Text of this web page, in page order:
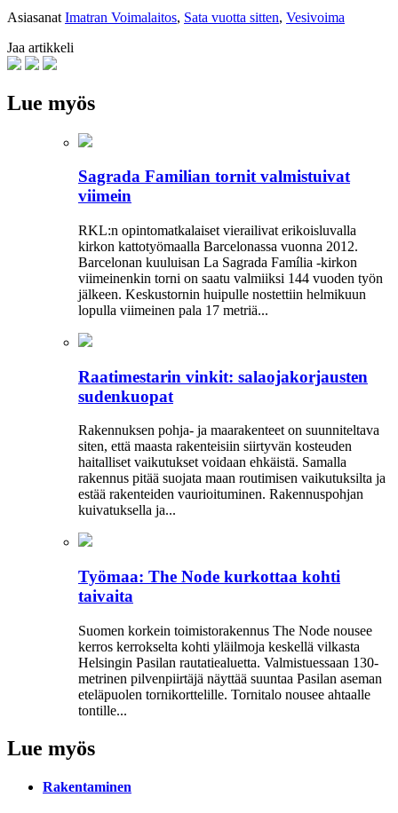
Asiasanat Imatran Voimalaitos, Sata vuotta sitten, Vesivoima
Jaa artikkeli
Lue myös
Sagrada Familian tornit valmistuivat
viimein
RKL:n opintomatkalaiset vierailivat erikoisluvalla
kirkon kattotyömaalla Barcelonassa vuonna 2012.
Barcelonan kuuluisan La Sagrada Família -kirkon
viimeinenkin torni on saatu valmiiksi­ 144 vuoden työn
jälkeen. Keskustornin huipulle nostettiin helmikuun
lopulla viimeinen pala 17 metriä...
Raatimestarin vinkit: salaojakorjausten
sudenkuopat
Rakennuksen pohja- ja maarakenteet on suunniteltava
siten, että maasta rakenteisiin siirtyvän kosteuden
haitalliset vaikutukset voidaan ehkäistä. Samalla
rakennus pitää suojata maan routimisen vaikutuksilta ja
estää rakenteiden vaurioituminen. Rakennuspohjan
kuivatuksella ja...
Työmaa: The Node kurkottaa kohti
taivaita
Suomen korkein toimistorakennus The Node nousee
kerros kerrokselta kohti yläilmoja keskellä vilkasta
Helsingin Pasilan rautatiealuetta. Valmistuessaan 130-
metrinen pilvenpiirtäjä näyttää suuntaa Pasilan aseman
eteläpuolen tornikorttelille. Tornitalo nousee ahtaalle
tontille...
Lue myös
Rakentaminen